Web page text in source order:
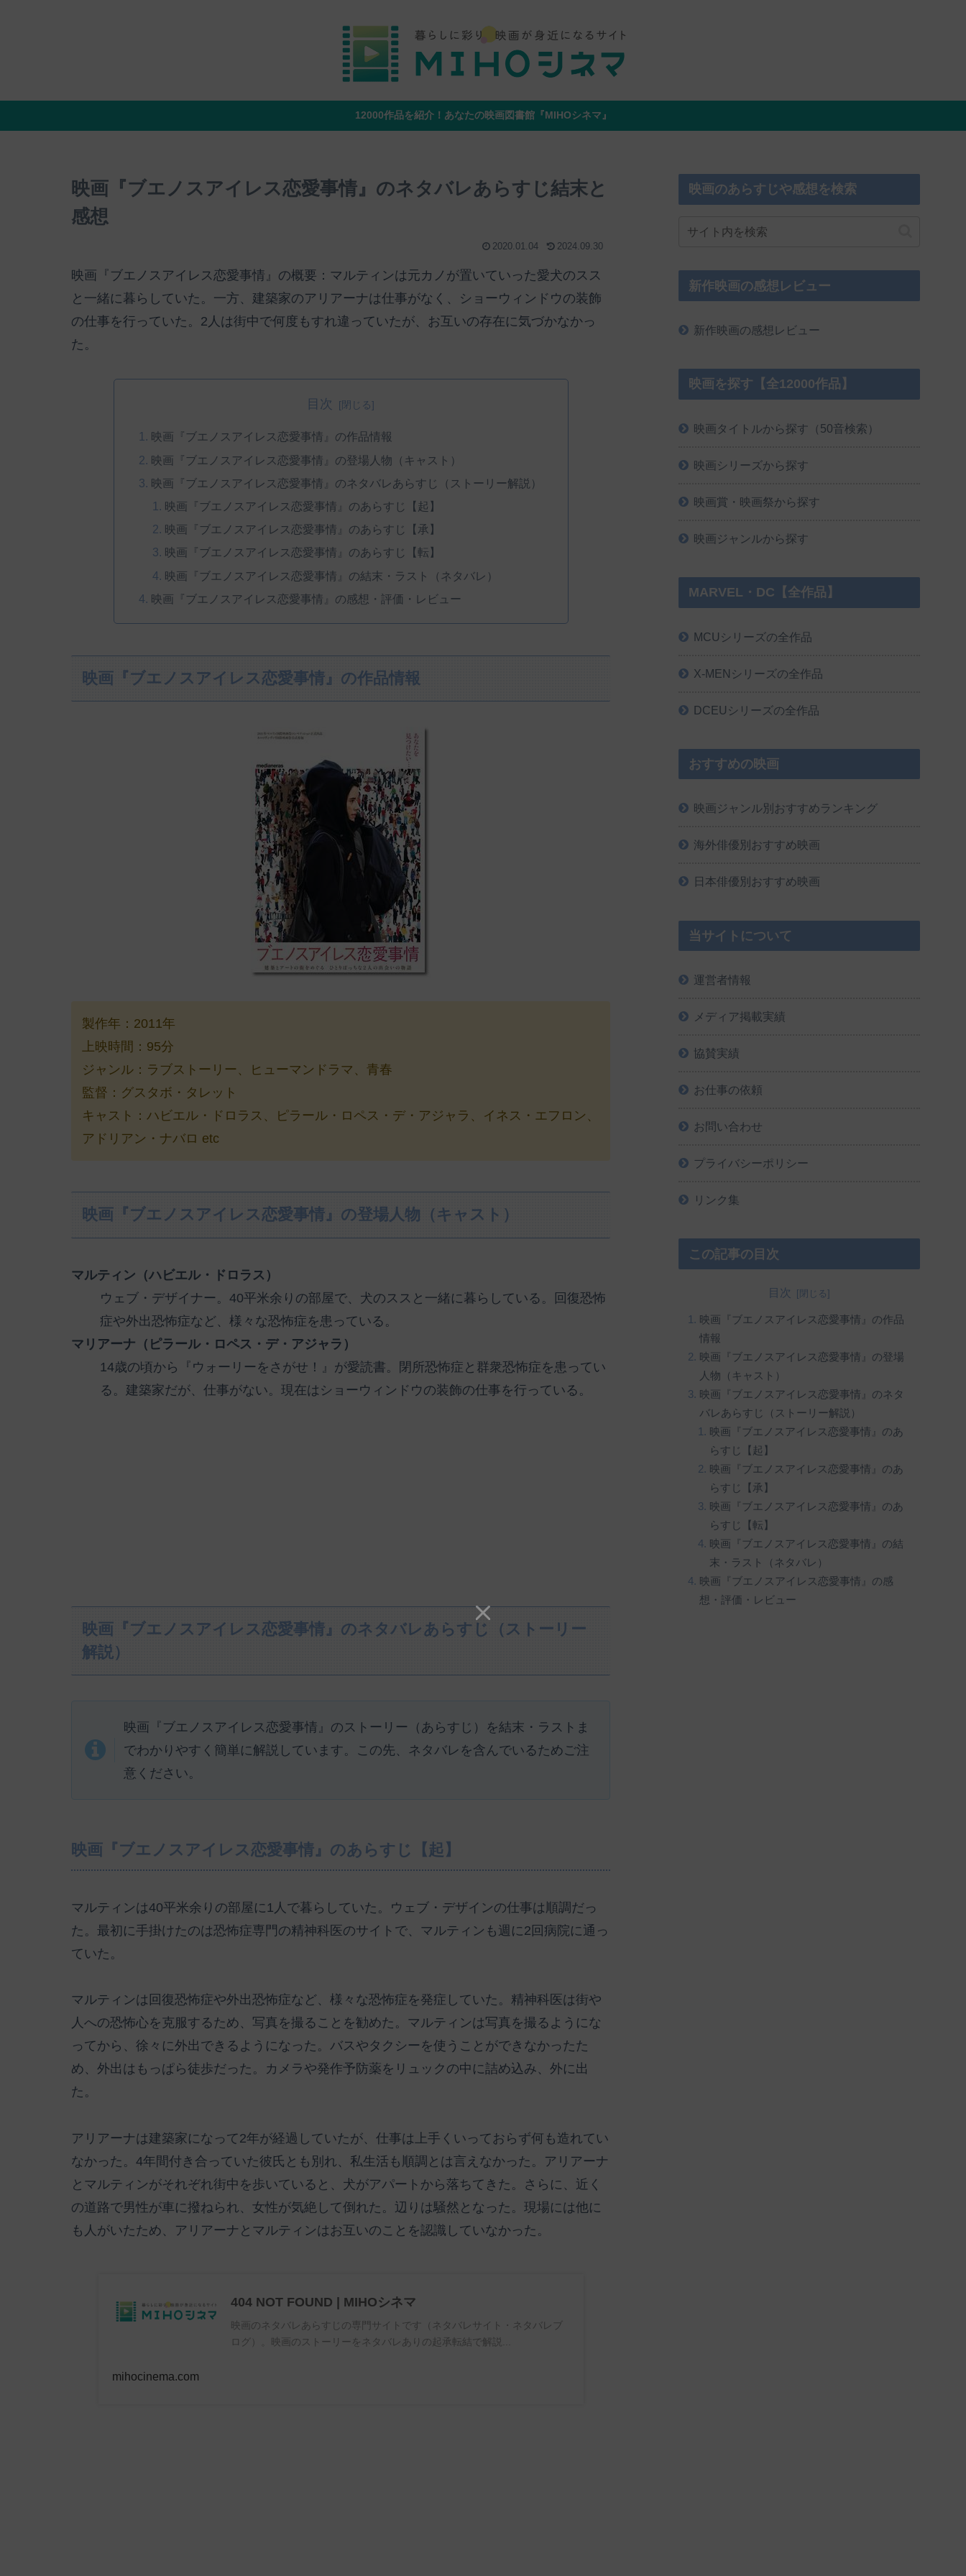
12000作品を紹介！あなたの映画図書館『MIHOシネマ』
映画『ブエノスアイレス恋愛事情』のネタバレあらすじ結末と
感想
2020.01.04 2024.09.30
映画『ブエノスアイレス恋愛事情』の概要：マルティンは元カノが置いていった愛犬のスス
と一緒に暮らしていた。一方、建築家のアリアーナは仕事がなく、ショーウィンドウの装飾
の仕事を行っていた。2人は街中で何度もすれ違っていたが、お互いの存在に気づかなかっ
た。
目次
映画『ブエノスアイレス恋愛事情』の作品情報
映画『ブエノスアイレス恋愛事情』の登場人物（キャスト）
映画『ブエノスアイレス恋愛事情』のネタバレあらすじ（ストーリー解説）
映画『ブエノスアイレス恋愛事情』のあらすじ【起】
映画『ブエノスアイレス恋愛事情』のあらすじ【承】
映画『ブエノスアイレス恋愛事情』のあらすじ【転】
映画『ブエノスアイレス恋愛事情』の結末・ラスト（ネタバレ）
映画『ブエノスアイレス恋愛事情』の感想・評価・レビュー
映画『ブエノスアイレス恋愛事情』の作品情報
製作年：2011年
上映時間：95分
ジャンル：ラブストーリー、ヒューマンドラマ、青春
監督：グスタボ・タレット
キャスト：ハビエル・ドロラス、ピラール・ロペス・デ・アジャラ、イネス・エフロン、
アドリアン・ナバロ etc
映画『ブエノスアイレス恋愛事情』の登場人物（キャスト）
マルティン（ハビエル・ドロラス）
ウェブ・デザイナー。40平米余りの部屋で、犬のススと一緒に暮らしている。回復恐怖
症や外出恐怖症など、様々な恐怖症を患っている。
マリアーナ（ピラール・ロペス・デ・アジャラ）
14歳の頃から『ウォーリーをさがせ！』が愛読書。閉所恐怖症と群衆恐怖症を患ってい
る。建築家だが、仕事がない。現在はショーウィンドウの装飾の仕事を行っている。
映画『ブエノスアイレス恋愛事情』のネタバレあらすじ（ストーリー
解説）
映画『ブエノスアイレス恋愛事情』のストーリー（あらすじ）を結末・ラストま
でわかりやすく簡単に解説しています。この先、ネタバレを含んでいるためご注
意ください。
映画『ブエノスアイレス恋愛事情』のあらすじ【起】
マルティンは40平米余りの部屋に1人で暮らしていた。ウェブ・デザインの仕事は順調だっ
た。最初に手掛けたのは恐怖症専門の精神科医のサイトで、マルティンも週に2回病院に通っ
ていた。
マルティンは回復恐怖症や外出恐怖症など、様々な恐怖症を発症していた。精神科医は街や
人への恐怖心を克服するため、写真を撮ることを勧めた。マルティンは写真を撮るようにな
ってから、徐々に外出できるようになった。バスやタクシーを使うことができなかったた
め、外出はもっぱら徒歩だった。カメラや発作予防薬をリュックの中に詰め込み、外に出
た。
アリアーナは建築家になって2年が経過していたが、仕事は上手くいっておらず何も造れてい
なかった。4年間付き合っていた彼氏とも別れ、私生活も順調とは言えなかった。アリアーナ
とマルティンがそれぞれ街中を歩いていると、犬がアパートから落ちてきた。さらに、近く
の道路で男性が車に撥ねられ、女性が気絶して倒れた。辺りは騒然となった。現場には他に
も人がいたため、アリアーナとマルティンはお互いのことを認識していなかった。
404 NOT FOUND | MIHOシネマ
映画のネタバレあらすじの専門サイトです（ネタバレサイト・ネタバレブ
ログ）。映画のストーリーをネタバレありの起承転結で解説...
mihocinema.com
映画のあらすじや感想を検索
新作映画の感想レビュー
新作映画の感想レビュー
映画を探す【全12000作品】
映画タイトルから探す（50音検索）
映画シリーズから探す
映画賞・映画祭から探す
映画ジャンルから探す
MARVEL・DC【全作品】
MCUシリーズの全作品
X-MENシリーズの全作品
DCEUシリーズの全作品
おすすめの映画
映画ジャンル別おすすめランキング
海外俳優別おすすめ映画
日本俳優別おすすめ映画
当サイトについて
運営者情報
メディア掲載実績
協賛実績
お仕事の依頼
お問い合わせ
プライバシーポリシー
リンク集
この記事の目次
目次
映画『ブエノスアイレス恋愛事情』の作品
情報
映画『ブエノスアイレス恋愛事情』の登場
人物（キャスト）
映画『ブエノスアイレス恋愛事情』のネタ
バレあらすじ（ストーリー解説）
映画『ブエノスアイレス恋愛事情』のあ
らすじ【起】
映画『ブエノスアイレス恋愛事情』のあ
らすじ【承】
映画『ブエノスアイレス恋愛事情』のあ
らすじ【転】
映画『ブエノスアイレス恋愛事情』の結
末・ラスト（ネタバレ）
映画『ブエノスアイレス恋愛事情』の感
想・評価・レビュー